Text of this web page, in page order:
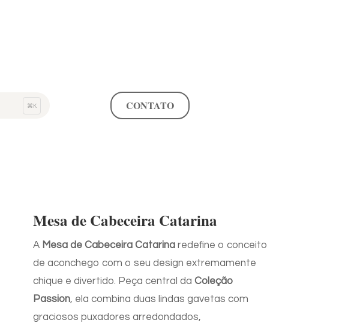
⌘K CONTATO
Mesa de Cabeceira Catarina
A Mesa de Cabeceira Catarina redefine o conceito
de aconchego com o seu design extremamente
chique e divertido. Peça central daColeção
Passion, ela combina duas lindas gavetas com
graciosos puxadores arredondados,